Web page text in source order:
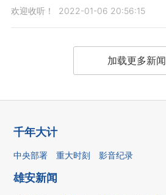
欢迎收听！ 2022-01-06 20:56:15
加载更多新闻
千年大计
中央部署 重大时刻 影音纪录
雄安新闻